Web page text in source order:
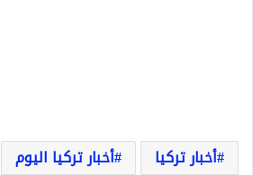
أخبار تركيا
أخبار تركيا اليوم